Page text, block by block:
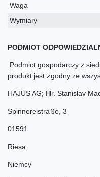
Waga
Wymiary
PODMIOT
Podmiot gospodarczy z
produkt jest zgodny ze
HAJUS AG; Hr. Stanislav
Spinnereistraße 3
01591
Riesa
Niemcy